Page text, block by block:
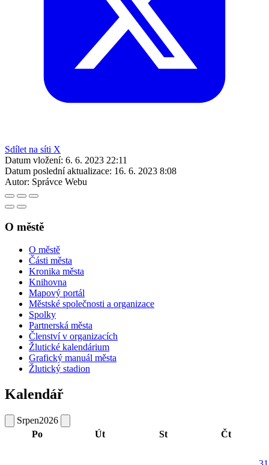
Sdílet na síti X
Datum vložení: 6. 6. 2023 22:11
Datum poslední aktualizace: 16. 6. 2023 8:08
Autor: Správce Webu
O městě
O městě
Části města
Kronika města
Knihovna
Mapový portál
Městské společnosti a organizace
Spolky
Partnerská města
Členství v organizacích
Žlutické kalendárium
Grafický manuál města
Žlutický stadion
Kalendář
Srpen2026
Po
Út St Čt